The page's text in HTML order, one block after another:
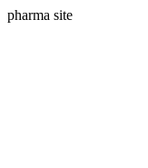
pharma site